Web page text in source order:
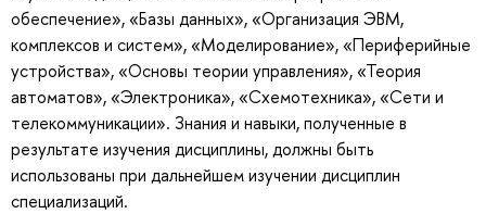
обеспечение», «Базы данных», «Организация ЭВМ,
комплексов и систем», «Моделирование», «Периферийные
устройства», «Основы теории управления», «Теория
автоматов», «Электроника», «Схемотехника», «Сети и
телекоммуникации». Знания и навыки, полученные в
результате изучения дисциплины, должны быть
использованы при дальнейшем изучении дисциплин
специализаций.